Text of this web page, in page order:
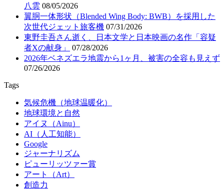
八雲 08/05/2026
翼胴一体形状（Blended Wing Body: BWB）を採用した
次世代ジェット旅客機 07/31/2026
東野圭吾さん逝く、日本文学と日本映画の名作「容疑
者Xの献身」
07/28/2026
2026年ベネズエラ地震から1ヶ月、被害の全容も見えず
07/26/2026
Tags
気候危機（地球温暖化）
地球環境と自然
アイヌ（Ainu）
AI（人工知能）
Google
ジャーナリズム
ピューリッツァー賞
アート（Art）
創造力